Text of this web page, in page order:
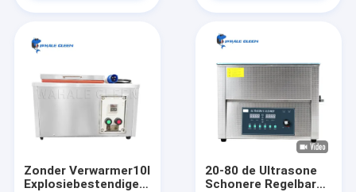
Zonder Verwarmer10l
Explosiebestendige
20-80 de Ultrasone
Schonere Regelbare